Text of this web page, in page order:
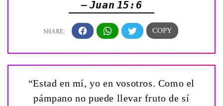
— Juan 15:6
“Estad en mí, yo en vosotros. Como el
pámpano no puede llevar fruto de sí